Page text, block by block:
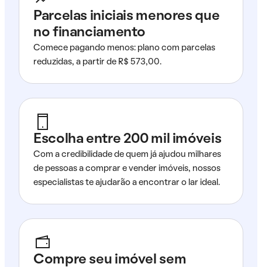
Parcelas iniciais menores que
no financiamento
Comece pagando menos: plano com parcelas
reduzidas, a partir de R$ 573,00.
Escolha entre 200 mil imóveis
Com a credibilidade de quem já ajudou milhares
de pessoas a comprar e vender imóveis, nossos
especialistas te ajudarão a encontrar o lar ideal.
Compre seu imóvel sem